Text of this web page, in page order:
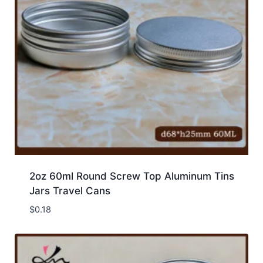
2oz 60ml Round Screw Top Aluminum Tins
Jars Travel Cans
$0.18